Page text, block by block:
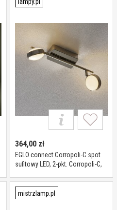
364,00 zł
EGLO connect Corropoli-C spot
sufitowy LED, 2-pkt. Corropoli-C,
aluminiowy / szary / cynkowy,
przedpokój, metal, nowoczesny
mistrzlamp.pl